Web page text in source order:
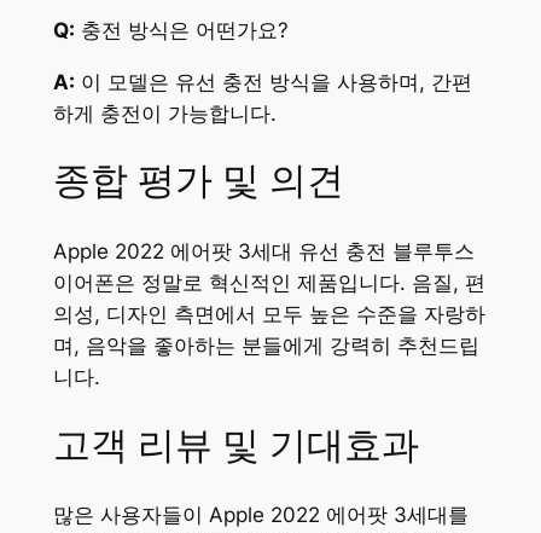
Q: 충전 방식은 어떤가요?
A: 이 모델은 유선 충전 방식을 사용하며, 간편
하게 충전이 가능합니다.
종합 평가 및 의견
Apple 2022 에어팟 3세대 유선 충전 블루투스
이어폰은 정말로 혁신적인 제품입니다. 음질, 편
의성, 디자인 측면에서 모두 높은 수준을 자랑하
며, 음악을 좋아하는 분들에게 강력히 추천드립
니다.
고객 리뷰 및 기대효과
많은 사용자들이 Apple 2022 에어팟 3세대를